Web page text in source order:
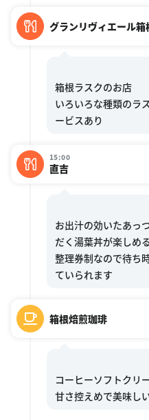
グランリヴィエール箱
箱根ラスクのお店
いろいろな種類のラ
15:00
直吉
お出汁の効いたあっ
だく湯葉丼が楽しめ
整理券制なので待ち
箱根焙煎珈琲
コーヒーソフトクリ